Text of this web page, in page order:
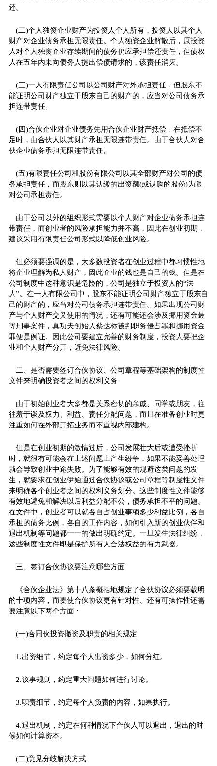
还。
(二)个人独资企业财产为投资人个人所有，投资人以其个人
财产对企业债务承担无限责任。个人独资企业解散后，原投资
人对个人独资企业存续期间的债务仍应承担偿还责任，但债权
人在五年内未向债务人提出偿债请求的，该责任消灭。
(三)一人有限责任公司以公司财产对外承担责任，但股东不
能证明公司财产独立于股东自己的财产的，应当对公司债务承
担连带责任。
(四)合伙企业对企业债务先用合伙企业财产抵偿，在抵偿不
足时，由合伙人以其财产承担无限连带责任。由于合伙人对合
伙企业债务承担无限连带责任。
(五)有限责任公司和股份有限公司以其全部财产对公司的债
务承担责任，而股东则以其认缴的出资额(或认购的股份)为限
对公司承担责任。
由于公司以外的组织形式需要以个人财产对企业债务承担连
带责任，而创业者的风险承担能力并不高，因此在创业初期，
建议采用有限责任公司形式以降低创业风险。
但必须要强调的是，大多数投资者在创业过程中都习惯性地
将企业理解为私人财产，因此企业的钱也是自己的钱。但是在
公司制度中这种意识是危险的，公司是独立于投资人的“法
人”。在一人有限公司中，股东不能证明公司财产独立于股东自
己的财产的，应当对公司债务承担连带责任。如果出现公司财
产与个人财产交叉使用的情况，还有可能还会涉及挪用资金最
等刑事案件，真功夫创始人蔡达标被判职务侵占罪和挪用资金
罪便是例证。因此公司要建立完善的财务制度，投资人要把企
业和个人财产分开，避免法律风险。
二、是否需要签订合伙协议、公司章程等基础架构的制度性
文件来明确投资者之间的权利义务
由于初始创业者大多都是关系密切的亲戚、同学或朋友，往
往羞于谈及权力、利益、责任分配问题，而且在准备创业时更
注重如何在外部开拓业务而不重视内部建构。
但是在创业初期的激情过后，公司发展壮大后或遭受挫折
时，就很有可能会在上述问题上产生纷争，如果不能妥善处理
就会导致创业中途失败。为了能够有效的规避这类问题的发
生，就要求在创业伊始通过合伙协议或公司章程等制度性文件
来明确各个创业者之间的权利义务划分。这些制度性文件能够
有效地避免和解决以后利益分配不公，债务承担不平的问题。
在文件中，创业者可以就各自占创业事项多少利益比例，各自
承担的债务比例，各自的工作内容，如何引入新的创业伙伴和
退出机制等问题都一一的做出明确约定。一旦发生法律纠纷，
这些制度性文件即是保护所有人合法权益的有力武器。
三、签订合伙协议要注意哪些方面
《合伙企业法》第十八条概括地规定了合伙协议必须要载明
的十项内容，而要使合伙协议更有针对性、还有可操作性还需
要注意以下两个方面：
(一)合同伙投资撤资及职责的相关规定
1.出资细节，约定每个人出资多少，如何分红。
2.议事规则，约定重大问题如何进行讨论。
3.职责细节，约定每个人负责的内容，如果执行。
4.退出机制，约定在何种情况下合伙人可以退出，退出的时
候如何计算资本。
(二)意见分歧解决方式